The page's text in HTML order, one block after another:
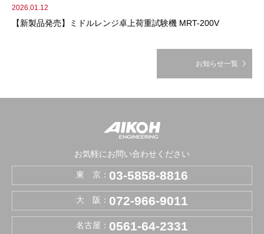
2026.01.12
【新製品発売】ミドルレンジ卓上荷重試験機 MRT-200V
お知らせ一覧
お気軽にお問い合わせください
東 京： 03-5858-8816
大 阪： 072-966-9011
名古屋： 0561-64-2331